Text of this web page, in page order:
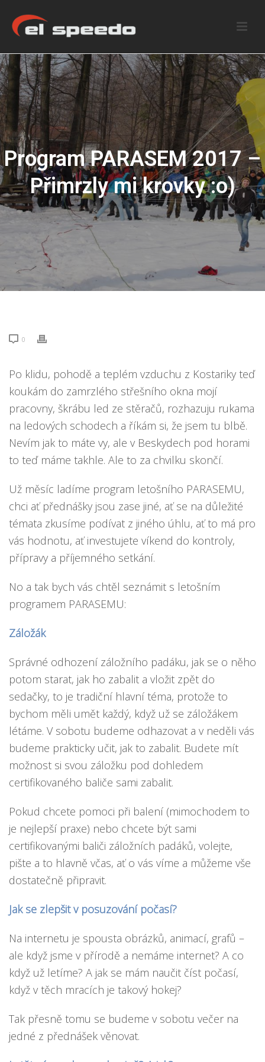
Program PARASEM 2017 –
Přimrzly mi krovky :o)
0
Po klidu, pohodě a teplém vzduchu z Kostariky teď
koukám do zamrzlého střešního okna mojí
pracovny, škrábu led ze stěračů, rozhazuju rukama
na ledových schodech a říkám si, že jsem tu blbě.
Nevím jak to máte vy, ale v Beskydech pod horami
to teď máme takhle. Ale to za chvilku skončí.
Už měsíc ladíme program letošního PARASEMU,
chci ať přednášky jsou zase jiné, ať se na důležité
témata zkusíme podívat z jiného úhlu, ať to má pro
vás hodnotu, ať investujete víkend do kontroly,
přípravy a příjemného setkání.
No a tak bych vás chtěl seznámit s letošním
programem PARASEMU:
Záložák
Správné odhození záložního padáku, jak se o něho
potom starat, jak ho zabalit a vložit zpět do
sedačky, to je tradiční hlavní téma, protože to
bychom měli umět každý, když už se záložákem
létáme. V sobotu budeme odhazovat a v neděli vás
budeme prakticky učit, jak to zabalit. Budete mít
možnost si svou záložku pod dohledem
certifikovaného baliče sami zabalit.
Pokud chcete pomoci při balení (mimochodem to
je nejlepší praxe) nebo chcete být sami
certifikovanými baliči záložních padáků, volejte,
pište a to hlavně včas, ať o vás víme a můžeme vše
dostatečně připravit.
Jak se zlepšit v posuzování počasí?
Na internetu je spousta obrázků, animací, grafů –
ale když jsme v přírodě a nemáme internet? A co
když už letíme? A jak se mám naučit číst počasí,
když v těch mracích je takový hokej?
Tak přesně tomu se budeme v sobotu večer na
jedné z přednášek věnovat.